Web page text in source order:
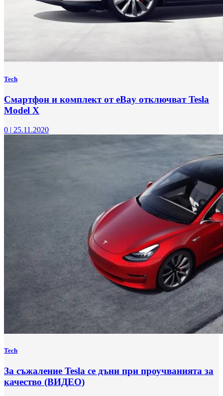
Tech
Смартфон и комплект от eBay отключват Tesla
Model X
0 | 25.11.2020
Tech
За съжаление Tesla се дъни при проучванията за
качество (ВИДЕО)